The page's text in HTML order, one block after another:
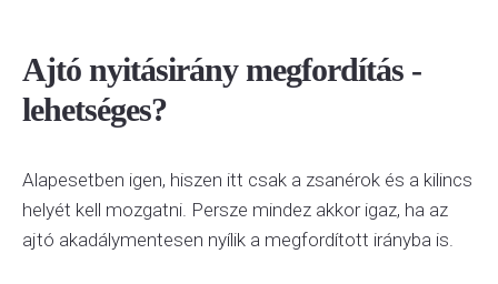
Ajtó nyitásirány megfordítás -
lehetséges?
Alapesetben igen, hiszen itt csak a zsanérok és a kilincs
helyét kell mozgatni. Persze mindez akkor igaz, ha az
ajtó akadálymentesen nyílik a megfordított irányba is.